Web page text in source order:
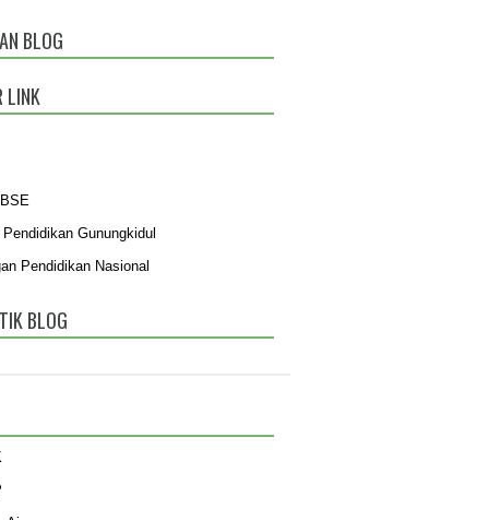
BLOG
LINK
Pendidikan Gunungkidul
Pendidikan Nasional
BLOG